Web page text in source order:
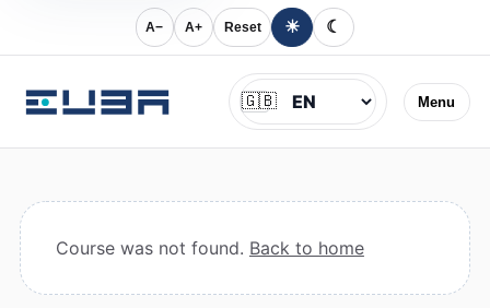
A− A+ Reset ☀ ☾
Menu
Jazyk
🇬🇧
Course was not found. Back to home